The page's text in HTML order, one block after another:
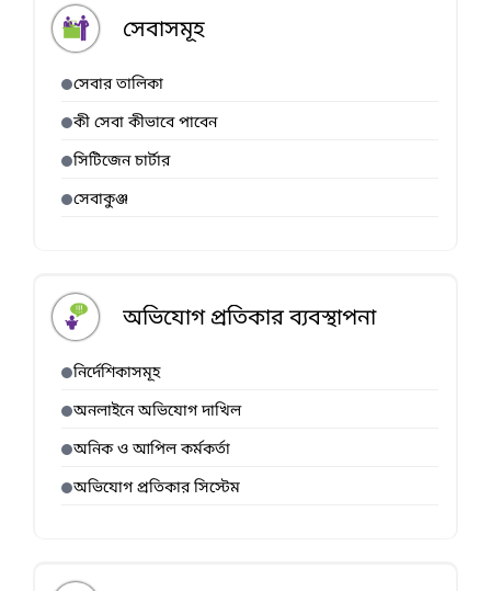
সেবাসমূহ
সেবার তালিকা
কী সেবা কীভাবে পাবেন
সিটিজেন চার্টার
সেবাকুঞ্জ
অভিযোগ প্রতিকার ব্যবস্থাপনা
নির্দেশিকাসমূহ
অনলাইনে অভিযোগ দাখিল
অনিক ও আপিল কর্মকর্তা
অভিযোগ প্রতিকার সিস্টেম